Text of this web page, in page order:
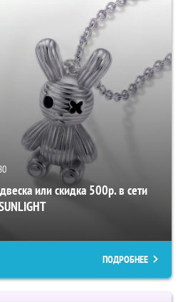
или скидка 500р. в сети
ПОДРОБНЕЕ